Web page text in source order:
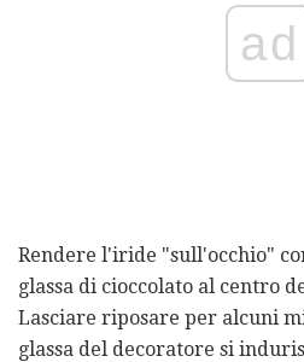
ad
Rendere l'iride "sull'occhio"
glassa di cioccolato al centro
Lasciare riposare per alcuni
glassa del decoratore si